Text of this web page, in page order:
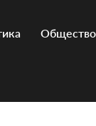
Общество